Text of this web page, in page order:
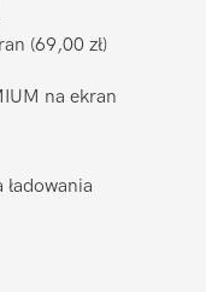
(69,00 zł)
na ekran
ładowania